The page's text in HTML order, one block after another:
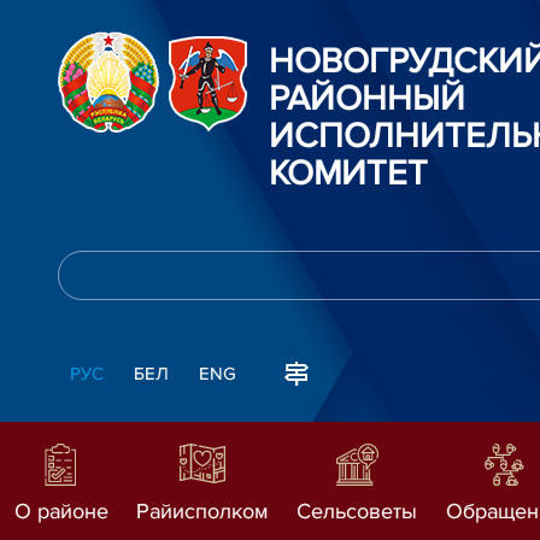
РАЙОННЫЙ
КОМИТЕТ
РУС БЕЛ ENG
О районе Райисполком Сельсоветы